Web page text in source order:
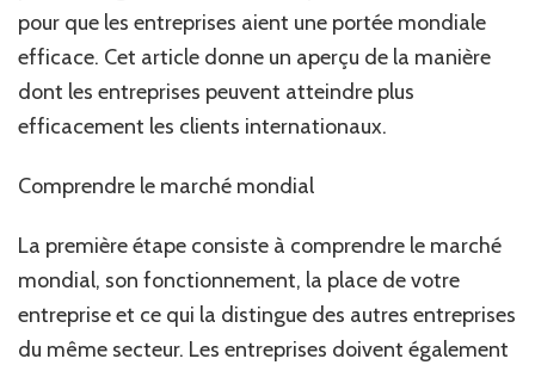
?
pour que les entreprises aient une portée mondiale
efficace. Cet article donne un aperçu de la manière
dont les entreprises peuvent atteindre plus
efficacement les clients internationaux.
Comprendre le marché mondial
La première étape consiste à comprendre le marché
mondial, son fonctionnement, la place de votre
entreprise et ce qui la distingue des autres entreprises
du même secteur. Les entreprises doivent également